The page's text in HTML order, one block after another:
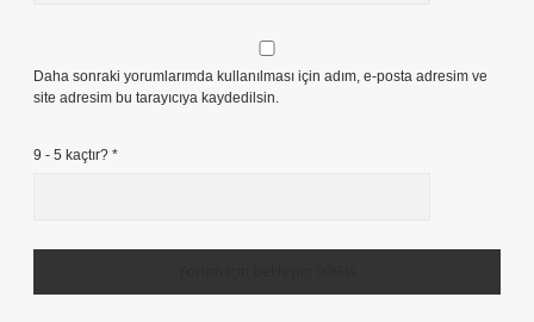
Daha sonraki yorumlarımda kullanılması için adım, e-posta adresim ve
site adresim bu tarayıcıya kaydedilsin.
9 - 5 kaçtır? *